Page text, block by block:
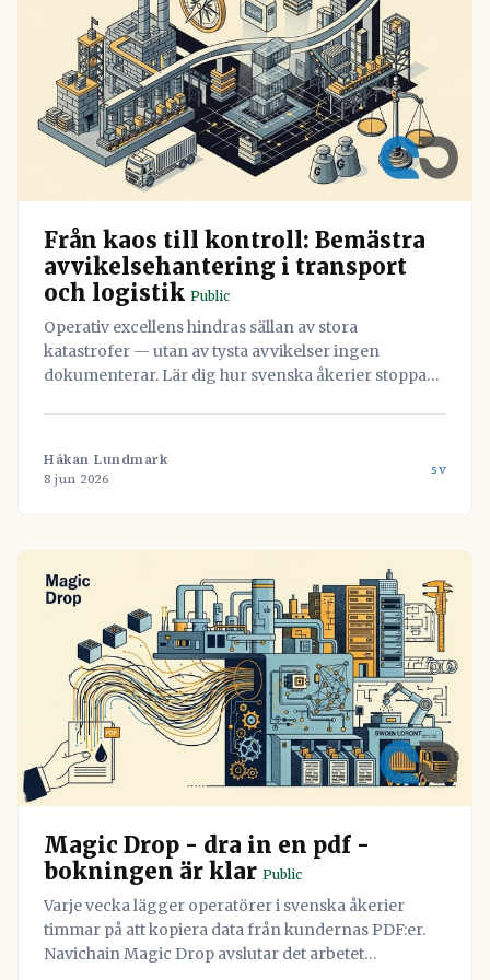
Från kaos till kontroll: Bemästra
avvikelsehantering i transport
och logistik Public
Operativ excellens hindras sällan av stora
katastrofer — utan av tysta avvikelser ingen
dokumenterar. Lär dig hur svenska åkerier stoppar
Håkan Lundmark
8 jun 2026
sv
Magic Drop - dra in en pdf -
bokningen är klar Public
Varje vecka lägger operatörer i svenska åkerier
timmar på att kopiera data från kundernas PDF:er.
Navichain Magic Drop avslutar det arbetet